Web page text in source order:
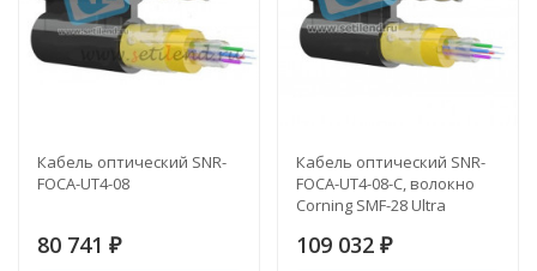
Кабель оптический SNR-
FOCA-UT4-08
80 741 ₽
Кабель оптический SNR-
FOCA-UT4-08-C, волокно
Corning SMF-28 Ultra
109 032 ₽